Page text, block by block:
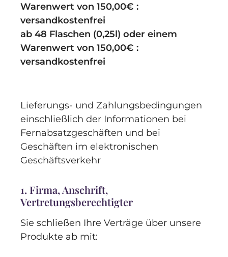
Warenwert von 150,00€ :
versandkostenfrei
ab 48 Flaschen (0,25l) oder einem
Warenwert von 150,00€ :
versandkostenfrei
Lieferungs- und Zahlungsbedingungen
einschließlich der Informationen bei
Fernabsatzgeschäften und bei
Geschäften im elektronischen
Geschäftsverkehr
1. Firma, Anschrift,
Vertretungsberechtigter
Sie schließen Ihre Verträge über unsere
Produkte ab mit: